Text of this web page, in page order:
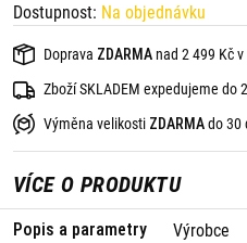
Dostupnost: Na objednávku
Doprava ZDARMA nad 2 499 Kč v
Zboží SKLADEM expedujeme do
Výměna velikosti ZDARMAdo 30
VÍCE O PRODUKTU
Popis a parametry Výrobce